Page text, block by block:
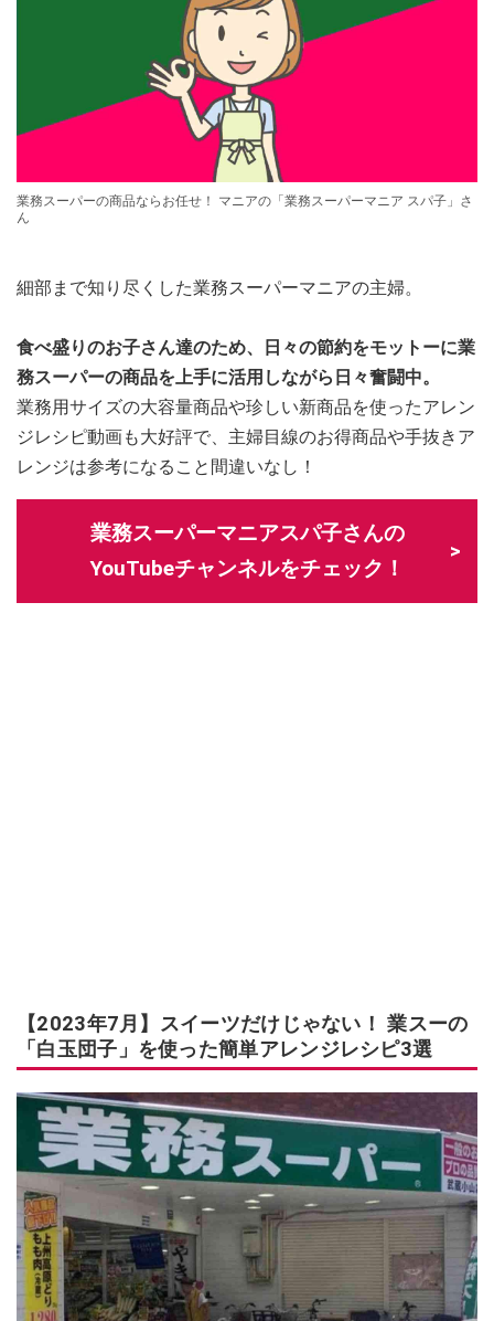
業務スーパーの商品ならお任せ！ マニアの「業務スーパーマニア スパ子」さ
ん
細部まで知り尽くした業務スーパーマニアの主婦。
食べ盛りのお子さん達のため、日々の節約をモットーに業
務スーパーの商品を上手に活用しながら日々奮闘中。
業務用サイズの大容量商品や珍しい新商品を使ったアレン
ジレシピ動画も大好評で、主婦目線のお得商品や手抜きア
レンジは参考になること間違いなし！
業務スーパーマニアスパ子さんの
YouTubeチャンネルをチェック！
【2023年7月】スイーツだけじゃない！ 業スーの
「白玉団子」を使った簡単アレンジレシピ3選